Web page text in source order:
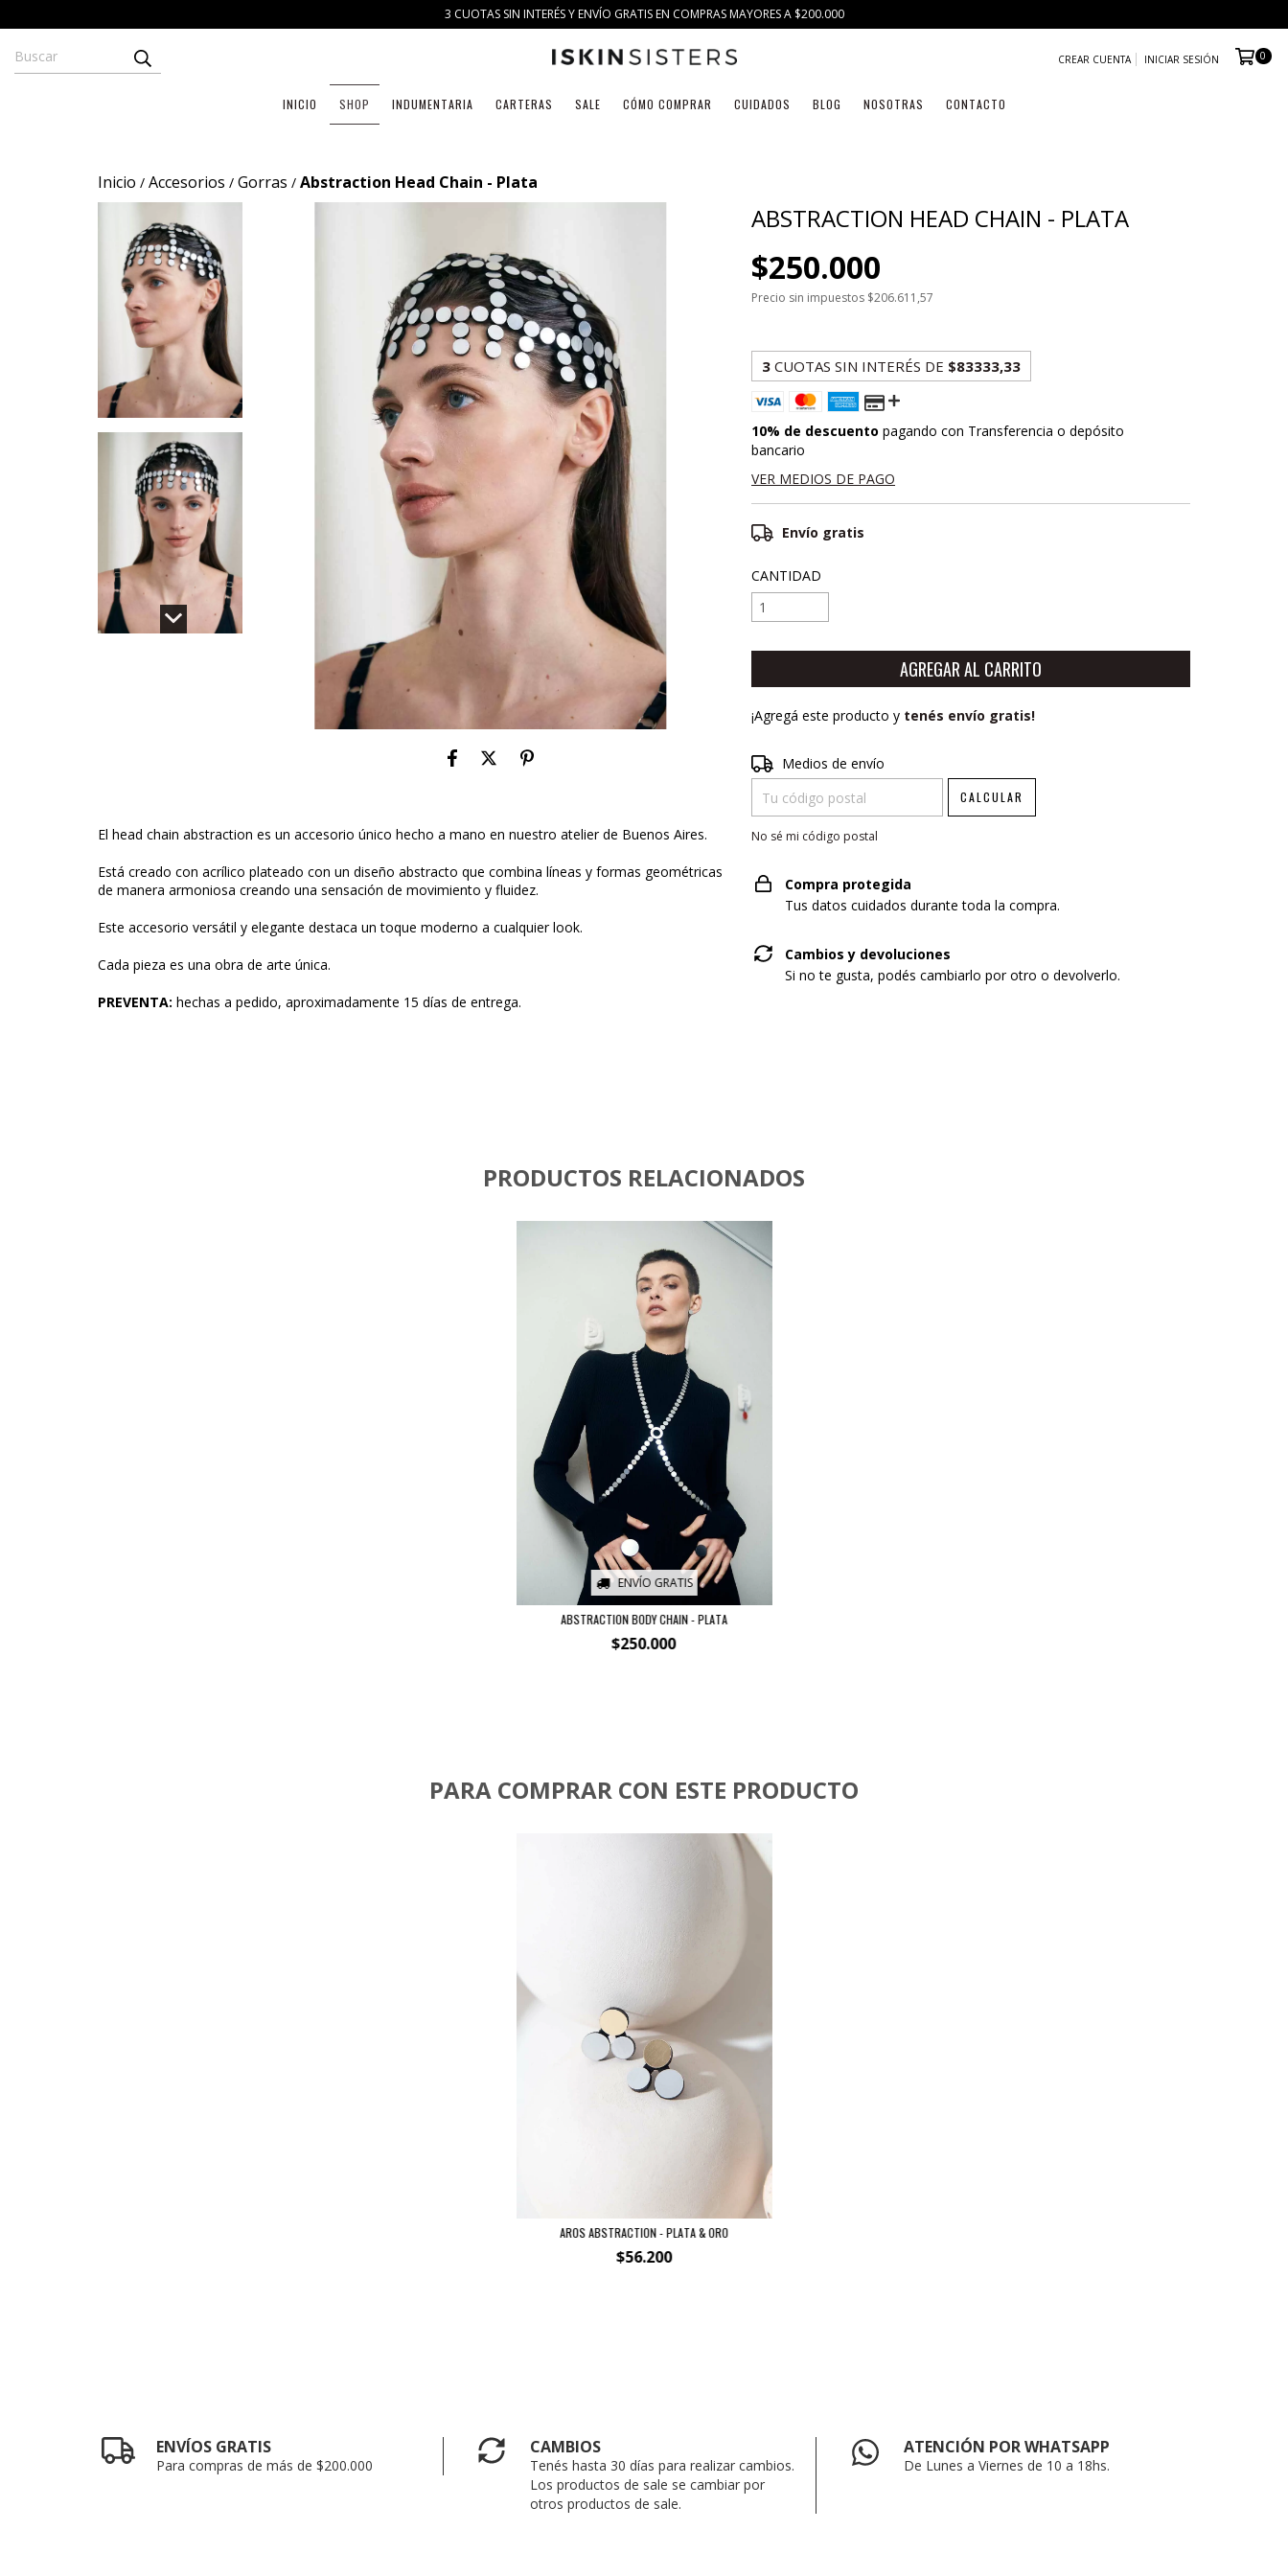
3 CUOTAS SIN INTERÉS Y ENVÍO GRATIS EN COMPRAS MAYORES A $200.000
CREAR CUENTA INICIAR SESIÓN 0
INICIO SHOP INDUMENTARIA CARTERAS SALE CÓMO COMPRAR CUIDADOS BLOG NOSOTRAS CONTACTO
Inicio / Accesorios / Gorras / Abstraction Head Chain - Plata
El head chain abstraction es un accesorio único hecho a mano en nuestro atelier de Buenos Aires.
Está creado con acrílico plateado con un diseño abstracto que combina líneas y formas geométricas
de manera armoniosa creando una sensación de movimiento y fluidez.
Este accesorio versátil y elegante destaca un toque moderno a cualquier look.
Cada pieza es una obra de arte única.
PREVENTA: hechas a pedido, aproximadamente 15 días de entrega.
ABSTRACTION HEAD CHAIN - PLATA
$250.000
Precio sin impuestos $206.611,57
3 CUOTAS SIN INTERÉS DE $83333,33
10% de descuento pagando con Transferencia o depósito
bancario
VER MEDIOS DE PAGO
Envío gratis
CANTIDAD
¡Agregá este producto y tenés envío gratis!
Entregas para el CP:
Medios de envío
CALCULAR
No sé mi código postal
Compra protegida
Tus datos cuidados durante toda la compra.
Cambios y devoluciones
Si no te gusta, podés cambiarlo por otro o devolverlo.
PRODUCTOS RELACIONADOS
ENVÍO GRATIS
ABSTRACTION BODY CHAIN - PLATA
$250.000
PARA COMPRAR CON ESTE PRODUCTO
AROS ABSTRACTION - PLATA & ORO
$56.200
ENVÍOS GRATIS
Para compras de más de $200.000
CAMBIOS
Tenés hasta 30 días para realizar cambios.
Los productos de sale se cambiar por
otros productos de sale.
ATENCIÓN POR WHATSAPP
De Lunes a Viernes de 10 a 18hs.